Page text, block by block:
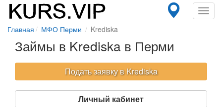
Главная МФО Перми Krediska
Займы в Krediska в Перми
Подать заявку в Krediska
Личный кабинет